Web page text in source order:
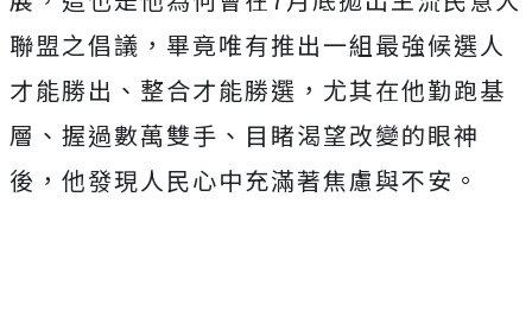
聯盟之倡議，畢竟唯有推出一組最強候選人
才能勝出、整合才能勝選，尤其在他勤跑基
層、握過數萬雙手、目睹渴望改變的眼神
後，他發現人民心中充滿著焦慮與不安。